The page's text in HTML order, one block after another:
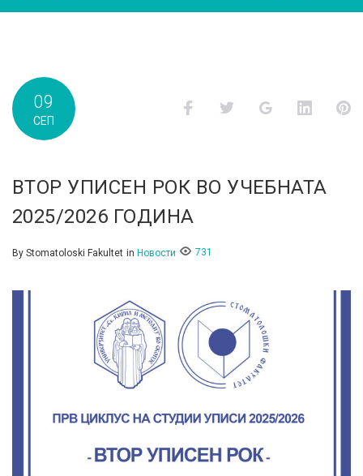
09
СЕП
FacebookTwitter Google+
ВТОР УПИСЕН РОК ВО УЧЕБНАТА
2025/2026 ГОДИНА
By Stomatoloski Fakultet in Новости 731